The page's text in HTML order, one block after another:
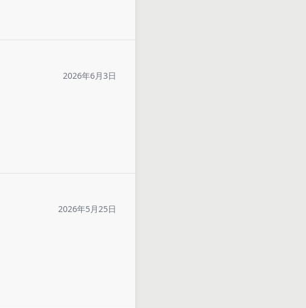
2026年6月3日
2026年5月25日